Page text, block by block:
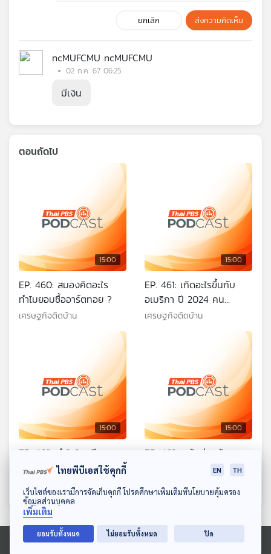
ดาวน์โหลด Thai PBS Podcast Application
ยกเลิก ส่งความคิดเห็น
ncMUFCMU ncMUFCMU
02 ก.ค. 67 06:25
มีเงิน
ตอนถัดไป
15:00
EP. 460: สมองคิดอะไร
ทำไมยอมซื้ออาร์ตทอย ?
เศรษฐกิจติดบ้าน
15:00
EP. 461: เกิดอะไรขึ้นกับ
อเมริกา ปี 2024 คน
อเมริกันแห่กันลาออกครั้ง
เศรษฐกิจติดบ้าน
15:00
EP. 462: ทำไมไทยมีแนว
โน้มเศรษฐกิจโตรั้งท้าย
เศรษฐกิจติดบ้าน
15:00
EP. 463: หมัดต่อหมัด
สหรัฐฯ-จีน บนเวทีการค้า
เศรษฐกิจติดบ้าน
ตอนที่เกี่ยวข้อง
ไทยพีบีเอสใช้คุกกี้ EN TH
เว็บไซต์ของเรามีการจัดเก็บคุกกี้ โปรดศึกษาเพิ่มเติมที่นโยบายคุ้มครอง
ข้อมูลส่วนบุคคล
เพิ่มเติม
ยอมรับทั้งหมด ไม่ยอมรับทั้งหมด ปิด